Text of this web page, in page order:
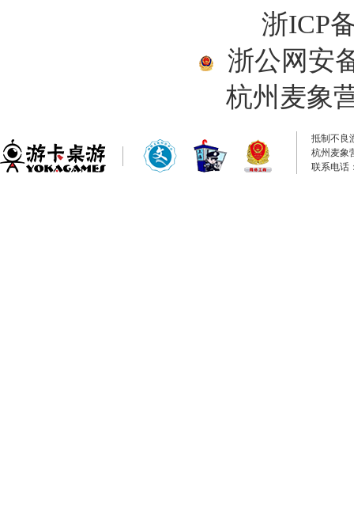
浙ICP
浙公网安
杭州麦象
抵制不良
杭州麦象
联系电话